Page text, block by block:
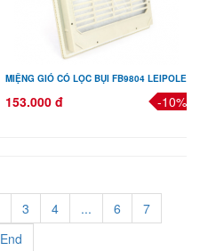
MIỆNG GIÓ CÓ LỌC BỤI FB9804 LEIPOLE
153.000 đ -10%
3 4 ... 6
7
End